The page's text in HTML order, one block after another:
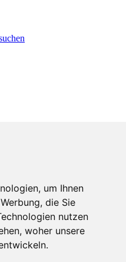
um Ihnen
die Sie
nutzen
woher unsere